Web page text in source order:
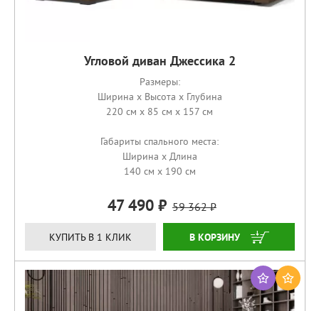
Угловой диван Джессика 2
Размеры:
Ширина x Высота x Глубина
220 см x 85 см x 157 см
Габариты спального места:
Ширина x Длина
140 см x 190 см
47 490 59 362
КУПИТЬ В 1 КЛИК ЗАКАЗАТЬ